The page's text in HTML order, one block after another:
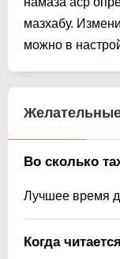
мазхабу.
можно в
Во сколько
Лучшее время
Когда